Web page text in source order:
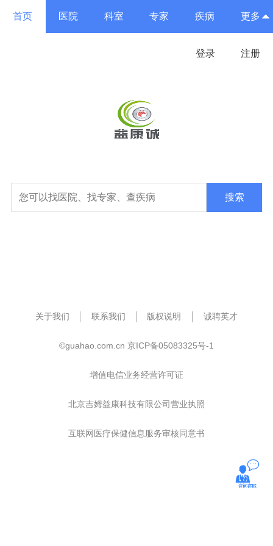
首页 医院 科室 专家 疾病 更多
登录 注册
搜索
关于我们 联系我们 版权说明 诚聘英才
©guahao.com.cn 京ICP备05083325号-1
增值电信业务经营许可证
北京吉姆益康科技有限公司营业执照
互联网医疗保健信息服务审核同意书